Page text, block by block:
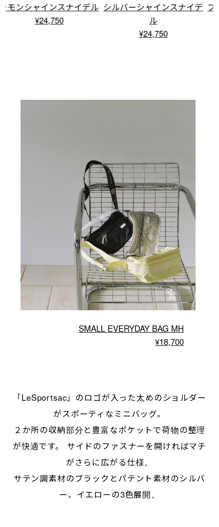
シルバーシャインスナイデ
ル
ブラックサテンスナイデル
¥24,750
SMALL EVERYDAY BAG MH
¥18,700
「LeSportsac」のロゴが入った太めのショルダー
がスポーティなミニバッグ。
２か所の収納部分と豊富なポケットで荷物の整理
が快適です。 サイドのファスナーを開ければマチ
がさらに広がる仕様。
サテン調素材のブラックとパテント素材のシルバ
ー、イエローの3色展開。